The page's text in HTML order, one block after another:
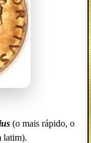
(o mais rápido, o
latim).